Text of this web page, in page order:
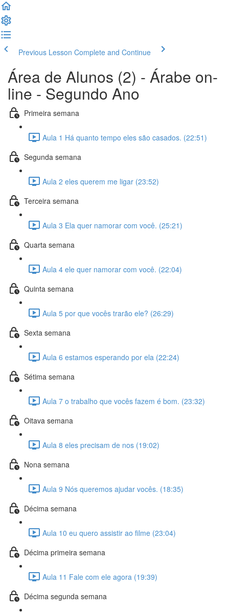
Previous Lesson Complete and Continue
Área de Alunos (2) - Árabe on-
line - Segundo Ano
Primeira semana
Aula 1 Há quanto tempo eles são casados. (22:51)
Segunda semana
Aula 2 eles querem me ligar (23:52)
Terceira semana
Aula 3 Ela quer namorar com você. (25:21)
Quarta semana
Aula 4 ele quer namorar com você. (22:04)
Quinta semana
Aula 5 por que vocês trarão ele? (26:29)
Sexta semana
Aula 6 estamos esperando por ela (22:24)
Sétima semana
Aula 7 o trabalho que vocês fazem é bom. (23:32)
Oitava semana
Aula 8 eles precisam de nos (19:02)
Nona semana
Aula 9 Nós queremos ajudar vocês. (18:35)
Décima semana
Aula 10 eu quero assistir ao filme (23:04)
Décima primeira semana
Aula 11 Fale com ele agora (19:39)
Décima segunda semana